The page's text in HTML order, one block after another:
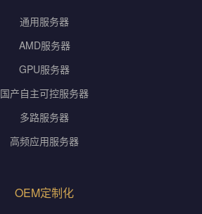
通用服务器
AMD服务器
GPU服务器
国产自主可控服务器
多路服务器
高频应用服务器
OEM定制化